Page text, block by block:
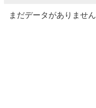
まだデータがありません